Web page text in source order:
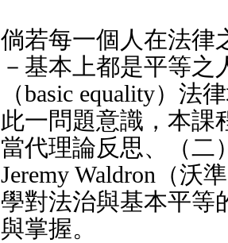
倘若每一個人在法律
－基本上都是平等
（basic equality）
此一問題意識，本課
當代理論反思、（二
Jeremy Waldron（沃
學對法治與基本平等
與掌握。